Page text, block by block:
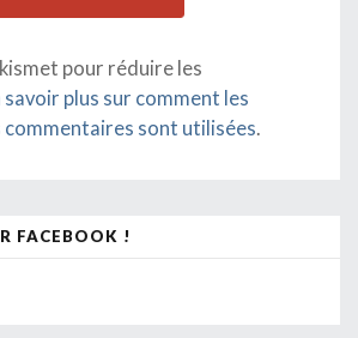
pour réduire les
savoir plus sur comment les
commentaires sont utilisées.
FACEBOOK !